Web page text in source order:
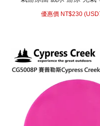
優惠價 NT$230 (USD